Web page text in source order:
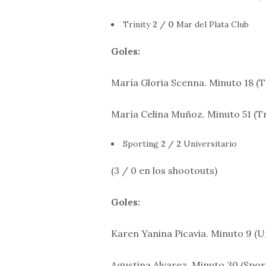
Trinity 2 / 0 Mar del Plata Club
Goles:
María Gloria Scenna. Minuto 18
María Celina Muñoz. Minuto 51
Sporting 2 / 2 Universitario
(3 / 0 en los shootouts)
Goles:
Karen Yanina Picavia. Minuto 9